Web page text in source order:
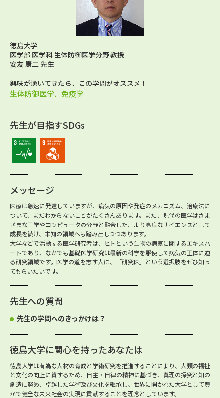
徳島大学
医学部 医学科 生体防御医学分野 教授
安友 康二 先生
興味が湧いてきたら、この学問がオススメ！
生体防御医学、免疫学
先生が目指すSDGs
メッセージ
医療は急速に発達していますが、病気の原因や発症のメカニズム、治療法に
ついて、まだわからないことがたくさんあります。また、現代の医学はさま
ざまな工学やコンピュータの分野と融合した、より高度なサイエンスとして
成長を続け、未知の領域へも踏み出しつつあります。
大学などで活動する医学研究者は、ヒトという生物の病気に関するエキスパ
ートであり、なかでも基礎医学研究は最新の科学を駆使して病気の正体に迫
る研究領域です。医学の道を志す人に、「研究医」という選択肢をぜひ知っ
てもらいたいです。
先生への質問
先生の学問へのきっかけは？
徳島大学に関心を持ったあなたは
徳島大学は有為な人材の育成と学術研究を推進することにより、人類の福祉
と文化の向上に資するため、自主・自律の精神に基づき、真理の探究と知の
創造に努め、卓越した学術及び文化を継承し、世界に開かれた大学として豊
かで健全な未来社会の実現に貢献することを理念としています。